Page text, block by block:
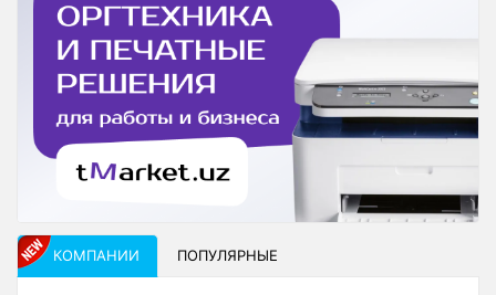
КОМПАНИИ ПОПУЛЯРНЫЕ